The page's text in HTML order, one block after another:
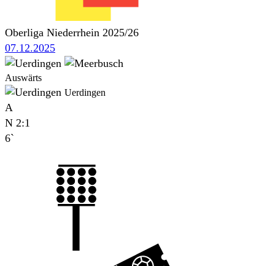
Oberliga Niederrhein 2025/26
07.12.2025
Auswärts
Uerdingen
A
N 2:1
6`